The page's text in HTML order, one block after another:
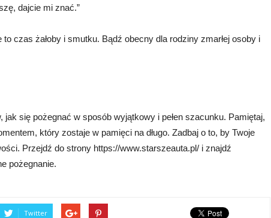
dajcie mi znać.”
czas żałoby i smutku. Bądź obecny dla rodziny zmarłej osoby i
się pożegnać w sposób wyjątkowy i pełen szacunku. Pamiętaj,
który zostaje w pamięci na długo. Zadbaj o to, by Twoje
Przejdź do strony https://www.starszeauta.pl/ i znajdź
pożegnanie.
Twitter